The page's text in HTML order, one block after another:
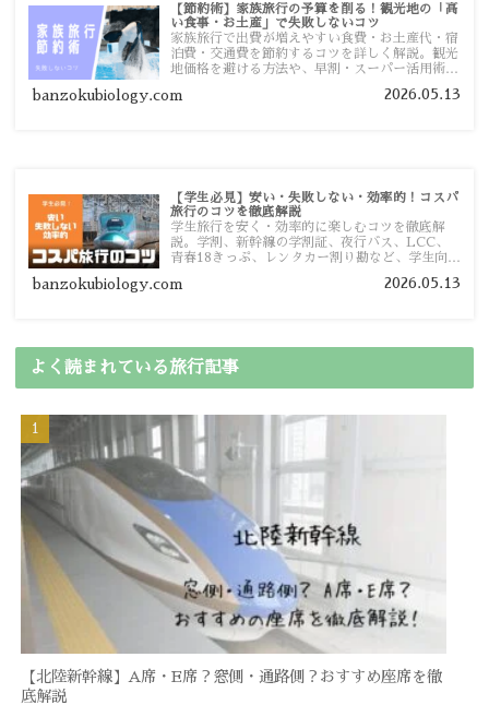
【節約術】家族旅行の予算を削る！観光地の「高
い食事・お土産」で失敗しないコツ
家族旅行で出費が増えやすい食費・お土産代・宿
泊費・交通費を節約するコツを詳しく解説。観光
地価格を避ける方法や、早割・スーパー活用術、
banzokubiology.com 2026.05.13
【学生必見】安い・失敗しない・効率的！コスパ
旅行のコツを徹底解説
学生旅行を安く・効率的に楽しむコツを徹底解
説。学割、新幹線の学割証、夜行バス、LCC、
青春18きっぷ、レンタカー割り勘など、学生向け
banzokubiology.com 2026.05.13
よく読まれている旅行記事
【北陸新幹線】A席・E席？窓側・通路側？おすすめ座席を徹
底解説